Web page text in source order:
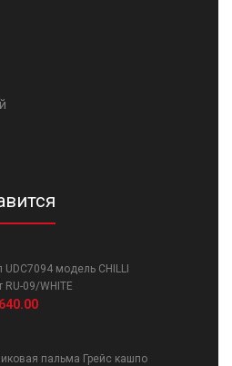
UDC7094 модель CHILLI
RU-09/WHITE
пальма Грейс кашпо